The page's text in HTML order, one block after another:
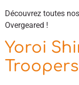
Découvrez toutes
Overgeared !
Yoroi